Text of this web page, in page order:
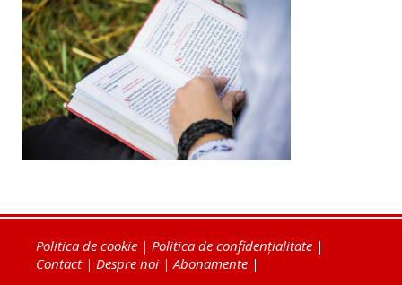
Politica de cookie | Politica de confidențialitate |
Contact| Despre noi | Abonamente |